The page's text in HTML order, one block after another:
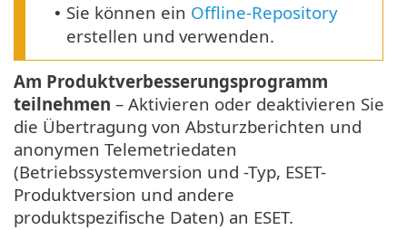
• Sie können ein Offline-Repository
erstellen und verwenden.
Am Produktverbesserungsprogramm
teilnehmen – Aktivieren oder deaktivieren Sie
die Übertragung von Absturzberichten und
anonymen Telemetriedaten
(Betriebssystemversion und -Typ, ESET-
Produktversion und andere
produktspezifische Daten) an ESET.